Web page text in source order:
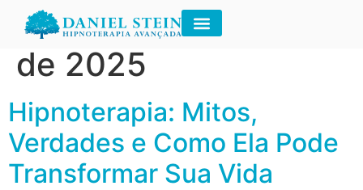
Dia:29 de outubro
de 2025
Hipnoterapia: Mitos,
Verdades e Como Ela Pode
Transformar Sua Vida